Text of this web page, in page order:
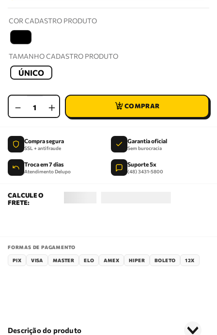
COR CADASTRO PRODUTO
TAMANHO CADASTRO PRODUTO
ÚNICO
＋
－
Compra segura
SSL + antifraude
Garantia oficial
Sem burocracia
Troca em 7 dias
Atendimento Delupo
Suporte 5x
(48) 3431-5800
FORMAS DE PAGAMENTO
PIX VISA MASTER ELO AMEX HIPER BOLETO 12X
Descrição do produto